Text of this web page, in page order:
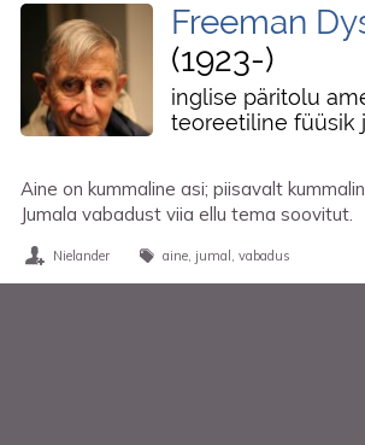
Freeman
1923-
inglise päritolu
teoreetiline füüsik
Aine on kummaline asi; piisavalt
Jumala vabadust viia ellu tema soovitut.
Nielander aine jumal vabadus